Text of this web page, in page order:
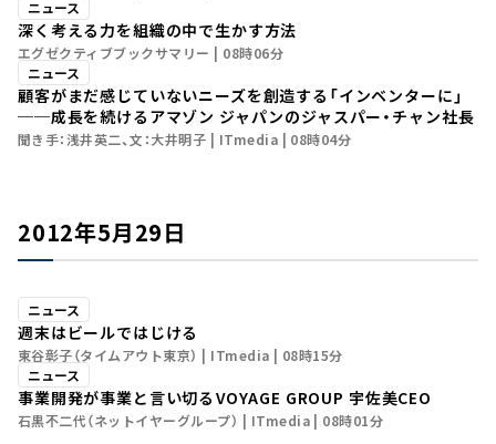
ニュース
深く考える力を組織の中で生かす方法
エグゼクティブブックサマリー
08時06分
ニュース
顧客がまだ感じていないニーズを創造する「インベンターに」
──成長を続けるアマゾン ジャパンのジャスパー・チャン社長
聞き手：浅井英二、文：大井明子 ITmedia 08時04分
2012年5月29日
ニュース
週末はビールではじける
東谷彰子（タイムアウト東京） ITmedia
08時15分
ニュース
事業開発が事業と言い切る――VOYAGE GROUP 宇佐美CEO
石黒不二代（ネットイヤーグループ） ITmedia 08時01分